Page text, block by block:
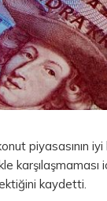
piyasasının
kaydetti.